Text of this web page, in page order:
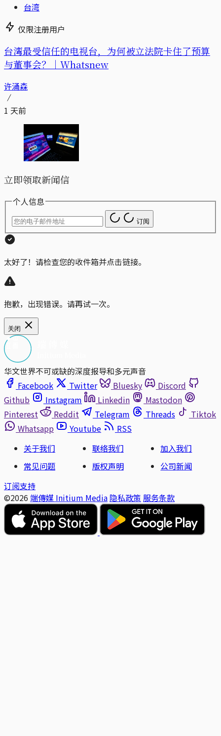
台湾
仅限注册用户
台湾最受信任的电视台，为何被立法院卡住了预算
与董事会？｜Whatsnew
许涌森
1 天前
立即领取新闻信
个人信息
订阅
太好了！请检查您的收件箱并点击链接。
抱歉，出现错误。请再试一次。
关闭
华文世界不可或缺的深度报导和多元声音
Facebook
Twitter Bluesky
Discord
Github
Instagram Linkedin
Mastodon
Pinterest
Reddit Telegram Threads
Tiktok
Whatsapp
Youtube
RSS
关于我们
联络我们
加入我们
常见问题
版权声明
公司新闻
订阅支持
©2026 端傳媒 Initium Media 隐私政策 服务条款